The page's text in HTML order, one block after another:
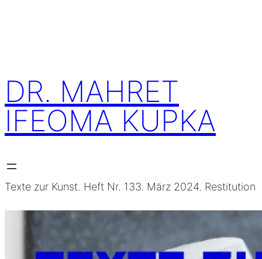
DR. MAHRET
IFEOMA KUPKA
Texte zur Kunst. Heft Nr. 133. März 2024. Restitution